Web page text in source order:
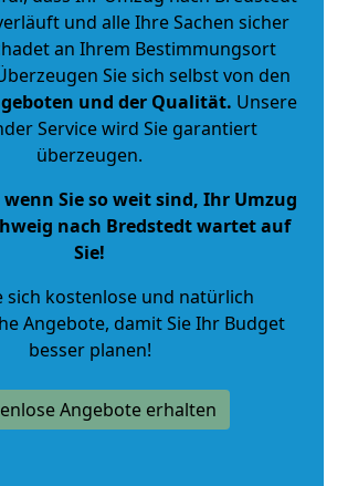
und alle Ihre Sachen sicher
an Ihrem Bestimmungsort
Sie sich selbst von den
und der Qualität. Unsere
Service wird Sie garantiert
überzeugen.
Sie so weit sind, Ihr Umzug
nach Bredstedt wartet auf
Sie!
sich kostenlose und natürlich
Angebote, damit Sie Ihr Budget
besser planen!
Angebote erhalten